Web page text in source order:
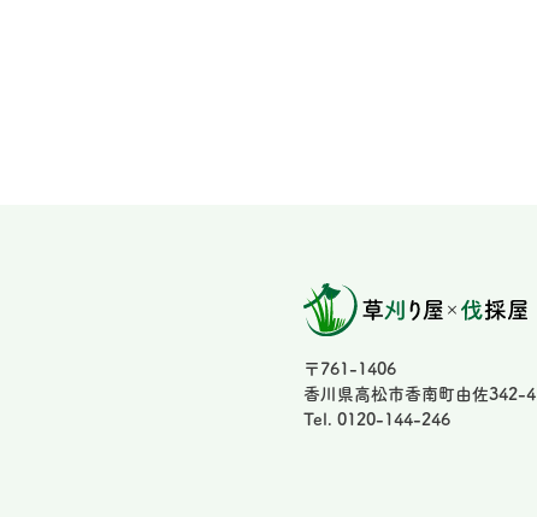
〒761-1406
香川県高松市香南町由佐342-4
Tel. 0120-144-246